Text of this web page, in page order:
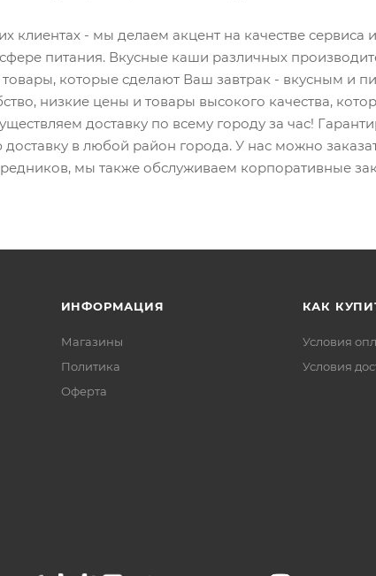
клиентах - мы делаем акцент на качестве
питания. Вкусные каши различных
товары, которые сделают Ваш завтрак - вкусным и
низкие цены и товары высокого качества,
доставку по всему городу за час!
доставку в любой район города. У нас можно
мы также обслуживаем корпоративные
ИНФОРМАЦИЯ
Магазины
Политика
Офертa
КАК
Условия
Условия